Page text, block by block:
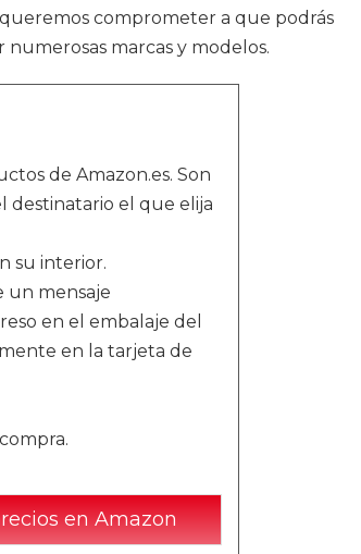
comprometer a que podrás
marcas y modelos.
de Amazon.es. Son
destinatario el que elija
su interior.
un mensaje
en el embalaje del
en la tarjeta de
en Amazon